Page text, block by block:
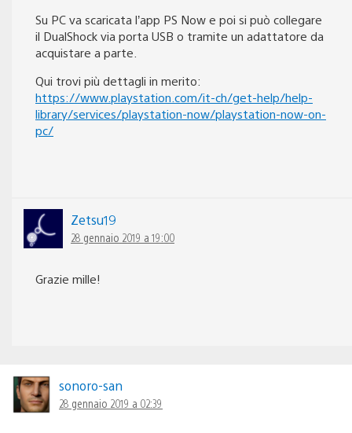
Su PC va scaricata l’app PS Now e poi si può collegare
il DualShock via porta USB o tramite un adattatore da
acquistare a parte.
Qui trovi più dettagli in merito:
https://www.playstation.com/it-ch/get-help/help-
library/services/playstation-now/playstation-now-on-
pc/
Zetsu19
28 gennaio 2019 a 19:00
Grazie mille!
sonoro-san
28 gennaio 2019 a 02:39